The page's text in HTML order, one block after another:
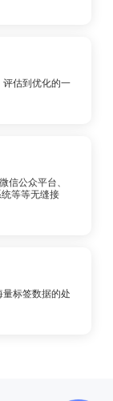
估到优化的一
信公众平台、
等等无缝接
标签数据的处